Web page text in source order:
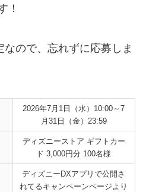
！
ので、忘れずに応募しま
2026年7月1日（水）10:00～7
月31日（金）23:59
ディズニーストア ギフトカー
ド 3,000円分 100名様
ディズニーDXアプリで公開さ
れてるキャンペーンページより